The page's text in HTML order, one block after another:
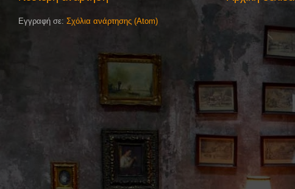
Εγγραφή σε: Σχόλια ανάρτησης (Atom)